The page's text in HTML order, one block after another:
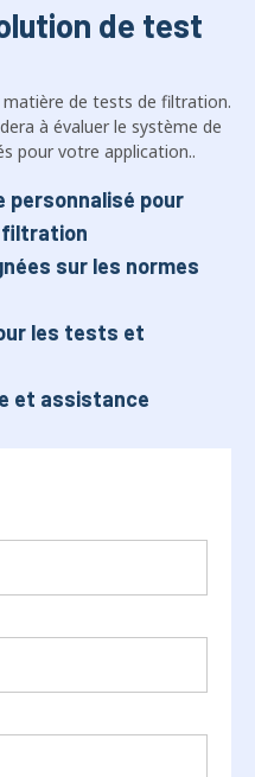
de test
matière de tests de filtration.
à évaluer le système de
pour votre application..
personnalisé pour
sur les normes
les tests et
et assistance